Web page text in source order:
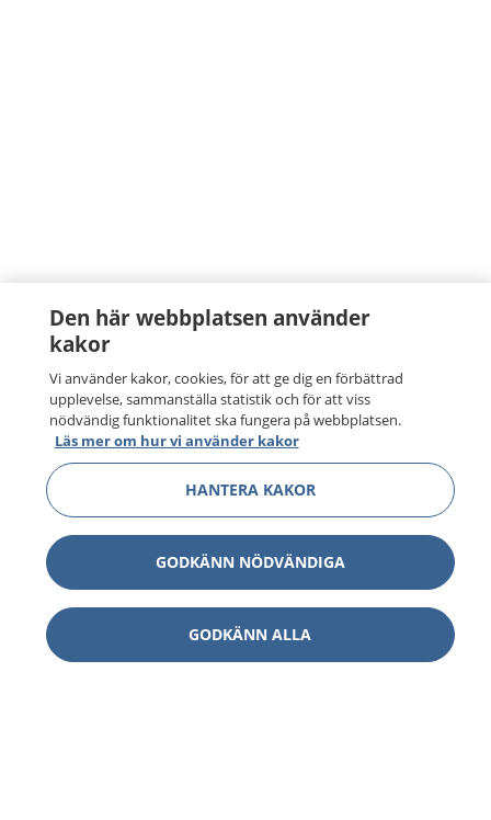
Den här webbplatsen använder
kakor
Vi använder kakor, cookies, för att ge dig en förbättrad
upplevelse, sammanställa statistik och för att viss
nödvändig funktionalitet ska fungera på webbplatsen.
Läs mer om hur vi använder kakor
HANTERA KAKOR
GODKÄNN NÖDVÄNDIGA
GODKÄNN ALLA